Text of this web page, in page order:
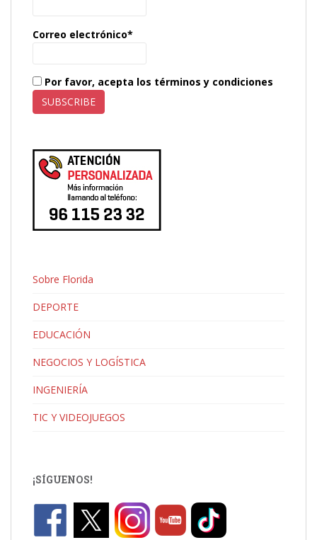
Correo electrónico*
Por favor, acepta los términos y condiciones
Sobre Florida
DEPORTE
EDUCACIÓN
NEGOCIOS Y LOGÍSTICA
INGENIERÍA
TIC Y VIDEOJUEGOS
¡SÍGUENOS!